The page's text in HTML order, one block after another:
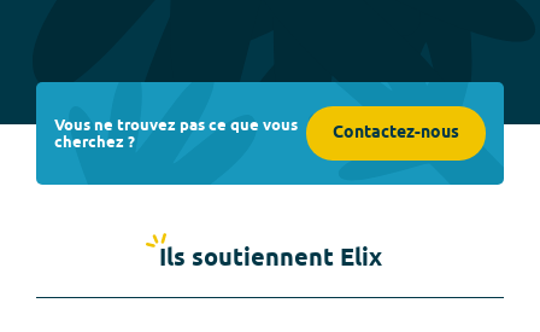
Vous ne trouvez pas ce que vous
cherchez ? Contactez-nous
Ils soutiennent Elix